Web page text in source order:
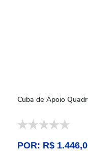
Cuba de Apoio
POR: R$